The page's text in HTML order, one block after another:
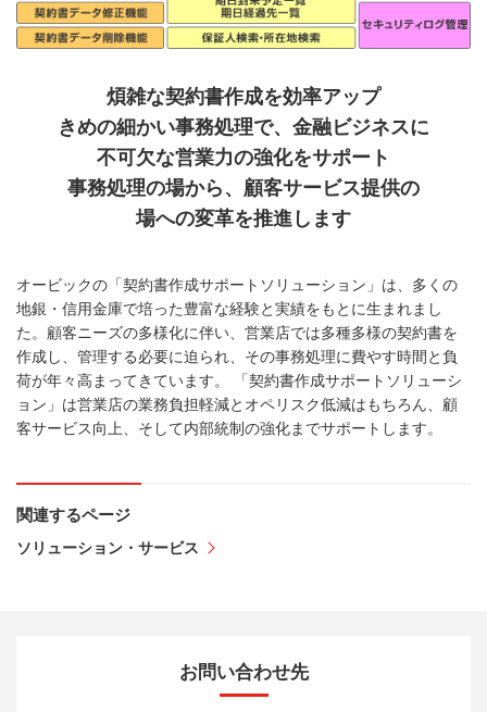
煩雑な契約書作成を効率アップ
きめの細かい事務処理で、金融ビジネスに
不可欠な営業力の強化をサポート
事務処理の場から、顧客サービス提供の
場への変革を推進します
オービックの「契約書作成サポートソリューション」は、多くの
地銀・信用金庫で培った豊富な経験と実績をもとに生まれまし
た。顧客ニーズの多様化に伴い、営業店では多種多様の契約書を
作成し、管理する必要に迫られ、その事務処理に費やす時間と負
荷が年々高まってきています。 「契約書作成サポートソリューシ
ョン」は営業店の業務負担軽減とオペリスク低減はもちろん、顧
客サービス向上、そして内部統制の強化までサポートします。
関連するページ
ソリューション・サービス
お問い合わせ先